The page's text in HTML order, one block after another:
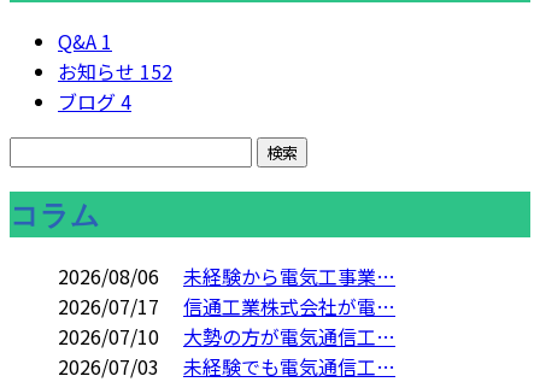
Q&A 1
お知らせ 152
ブログ4
コラム
2026/08/06
未経験から電気工事業…
2026/07/17
信通工業株式会社が電…
2026/07/10
大勢の方が電気通信工…
2026/07/03
未経験でも電気通信工…